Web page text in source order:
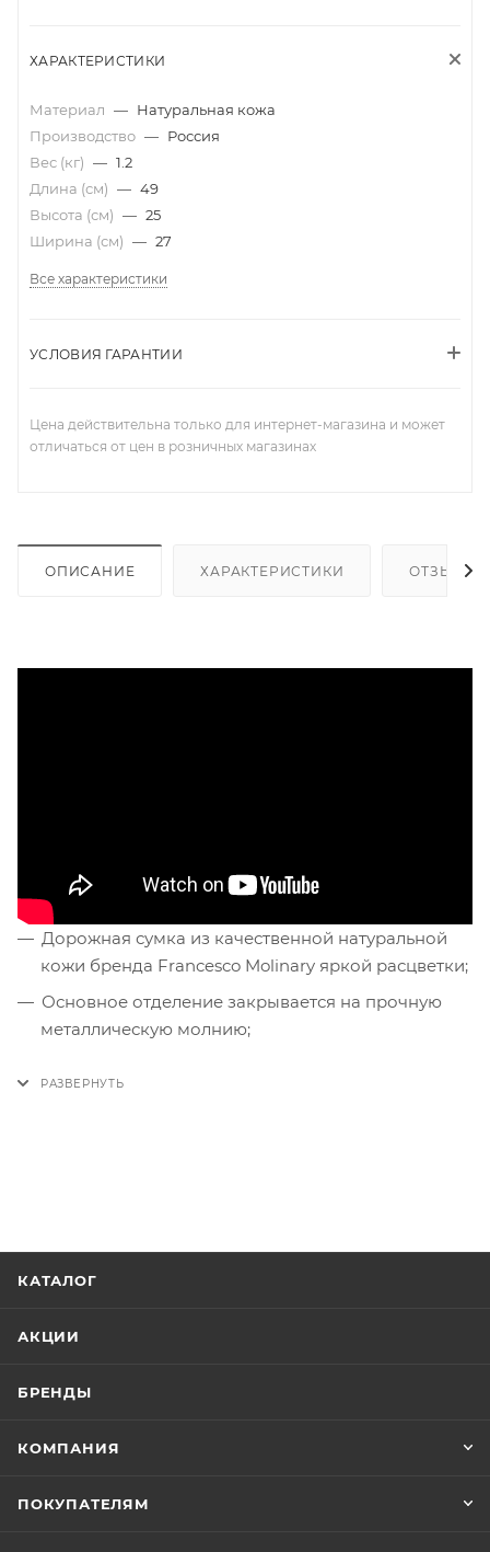
ХАРАКТЕРИСТИКИ
Материал — Натуральная кожа
Производство — Россия
Вес (кг) — 1.2
Длина (см) — 49
Высота (см) — 25
Ширина (см) — 27
Все характеристики
УСЛОВИЯ ГАРАНТИИ
Цена действительна только для интернет-магазина и может
отличаться от цен в розничных магазинах
ОПИСАНИЕ ХАРАКТЕРИСТИКИ ОТЗЫВЫ
Дорожная сумка из качественной натуральной
кожи бренда Francesco Molinary яркой расцветки;
Основное отделение закрывается на прочную
металлическую молнию;
предотвращения истирания.
КАТАЛОГ
АКЦИИ
БРЕНДЫ
КОМПАНИЯ
ПОКУПАТЕЛЯМ